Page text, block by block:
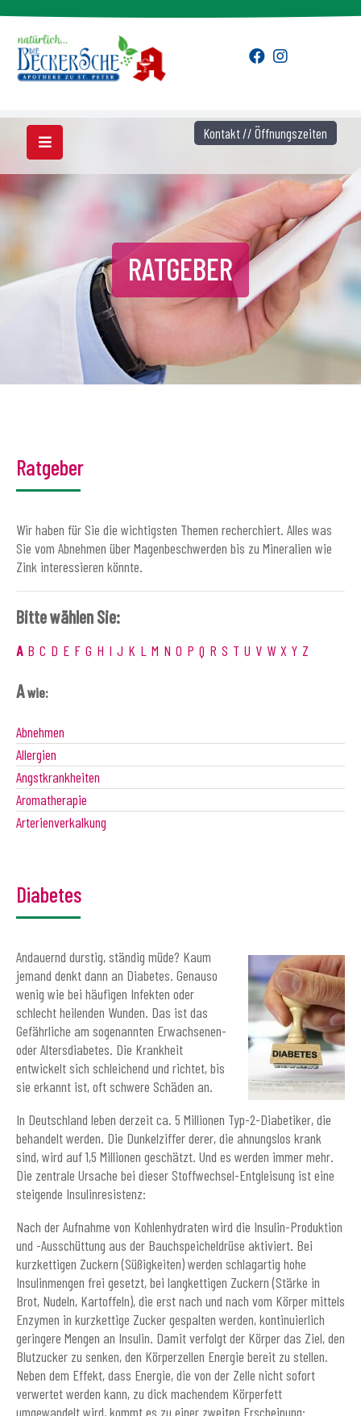
RATGEBER
Ratgeber
Wir haben für Sie die wichtigsten Themen recherchiert. Alles was
Sie vom Abnehmen über Magenbeschwerden bis zu Mineralien wie
Zink interessieren könnte.
Bitte wählen Sie:
A B C D E F G H I J K L M N O P Q R S T U V W X Y Z
Awie:
Abnehmen
Allergien
Angstkrankheiten
Aromatherapie
Arterienverkalkung
Diabetes
Andauernd durstig, ständig müde? Kaum
jemand denkt dann an Diabetes. Genauso
wenig wie bei häufigen Infekten oder
schlecht heilenden Wunden. Das ist das
Gefährliche am sogenannten Erwachsenen-
oder Altersdiabetes. Die Krankheit
entwickelt sich schleichend und richtet, bis
sie erkannt ist, oft schwere Schäden an.
In Deutschland leben derzeit ca. 5 Millionen Typ-2-Diabetiker, die
behandelt werden. Die Dunkelziffer derer, die ahnungslos krank
sind, wird auf 1,5 Millionen geschätzt. Und es werden immer mehr.
Die zentrale Ursache bei dieser Stoffwechsel-Entgleisung ist eine
steigende Insulinresistenz:
Nach der Aufnahme von Kohlenhydraten wird die Insulin-Produktion
und -Ausschüttung aus der Bauchspeicheldrüse aktiviert. Bei
kurzkettigen Zuckern (Süßigkeiten) werden schlagartig hohe
Insulinmengen frei gesetzt, bei langkettigen Zuckern (Stärke in
Brot, Nudeln, Kartoffeln), die erst nach und nach vom Körper mittels
Enzymen in kurzkettige Zucker gespalten werden, kontinuierlich
geringere Mengen an Insulin. Damit verfolgt der Körper das Ziel, den
Blutzucker zu senken, den Körperzellen Energie bereit zu stellen.
Neben dem Effekt, dass Energie, die von der Zelle nicht sofort
verwertet werden kann, zu dick machendem Körperfett
umgewandelt wird, kommt es zu einer zweiten Erscheinung:
Kontakt // Öffnungszeiten